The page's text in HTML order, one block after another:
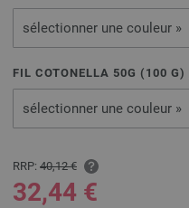
sélectionner une couleur »
FIL COTONELLA 50G ( 100 G)
sélectionner une couleur »
RRP: 40,12 €
32,44 €